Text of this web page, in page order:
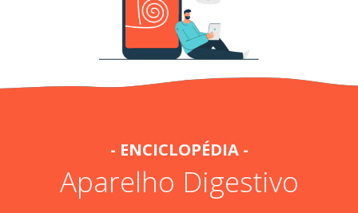
- ENCICLOPÉDIA -
Aparelho Digestivo